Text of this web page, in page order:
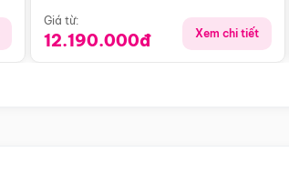
Giá từ:
12.190.000đ Xem chi tiết